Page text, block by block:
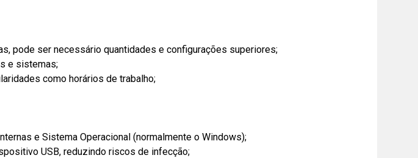
pode ser necessário quantidades e configurações superiores;
e sistemas;
como horários de trabalho;
e Sistema Operacional (normalmente o Windows);
USB, reduzindo riscos de infecção;